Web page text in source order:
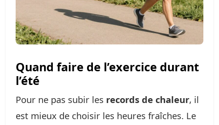
Quand faire de l’exercice durant
l’été
Pour ne pas subir les records de chaleur, il
est mieux de choisir les heures fraîches. Le